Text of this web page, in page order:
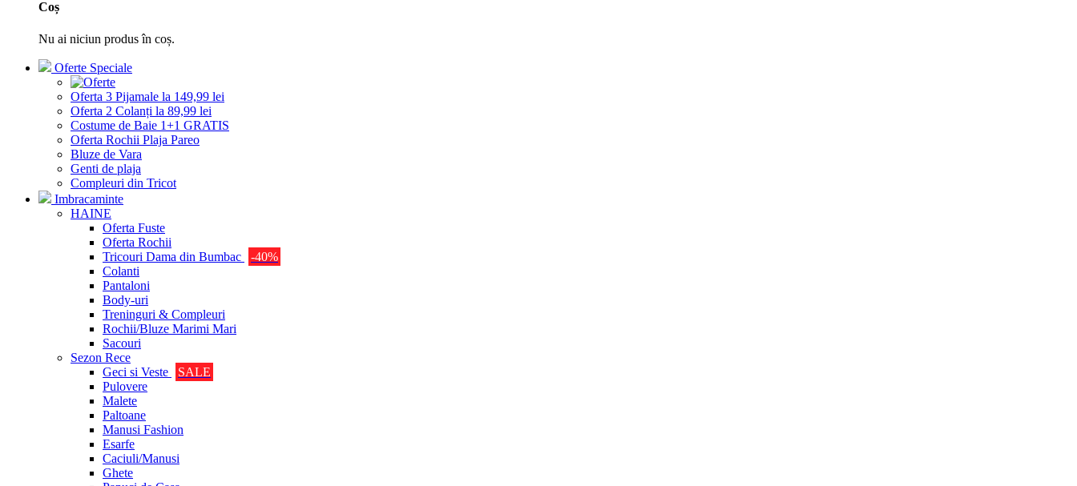
Coș
Nu ai niciun produs în coș.
Oferte Speciale
Oferta 3 Pijamale la 149,99 lei
Oferta 2 Colanți la 89,99 lei
Costume de Baie 1+1 GRATIS
Oferta Rochii Plaja Pareo
Bluze de Vara
Genti de plaja
Compleuri din Tricot
Imbracaminte
HAINE
Oferta Fuste
Oferta Rochii
Tricouri Dama din Bumbac
-40%
Colanti
Pantaloni
Body-uri
Treninguri & Compleuri
Rochii/Bluze Marimi Mari
Sacouri
Sezon Rece
Geci si Veste
SALE
Pulovere
Malete
Paltoane
Manusi Fashion
Esarfe
Caciuli/Manusi
Ghete